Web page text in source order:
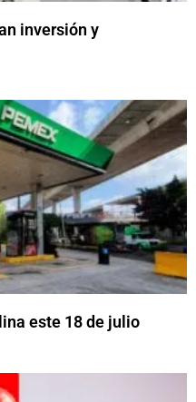
inversión y
este 18 de julio